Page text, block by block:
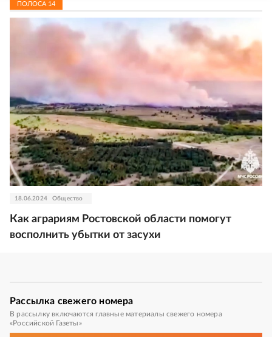
ПОЛОСА 14
18.06.2024 Общество
Как аграриям Ростовской области помогут
восполнить убытки от засухи
Рассылка свежего номера
В рассылку включаются главные материалы свежего номера
«Российской Газеты»